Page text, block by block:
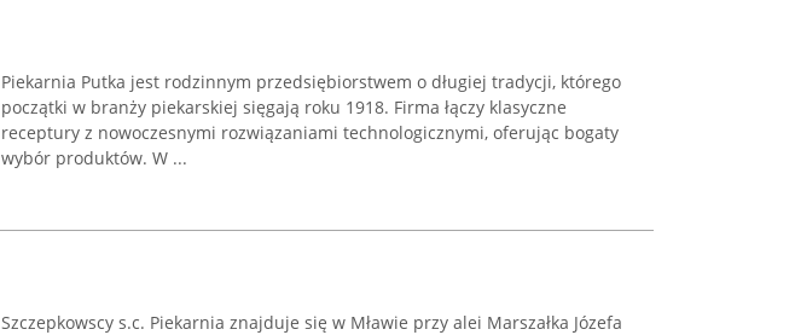
Piekarnia Putka jest rodzinnym przedsiębiorstwem o długiej tradycji, którego
początki w branży piekarskiej sięgają roku 1918. Firma łączy klasyczne
receptury z nowoczesnymi rozwiązaniami technologicznymi, oferując bogaty
wybór produktów. W ...
Szczepkowscy s.c. Piekarnia znajduje się w Mławie przy alei Marszałka Józefa